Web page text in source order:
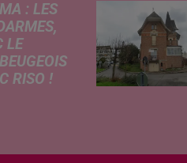
: LES
LE
RISO !
bande